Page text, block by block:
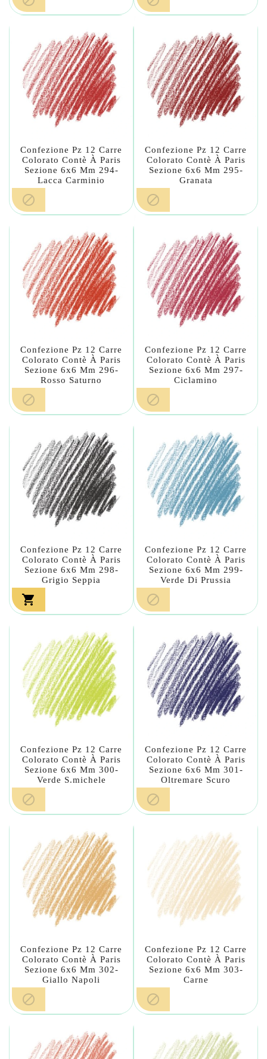
Confezione Pz 12 Carre
Colorato Contè À Paris
Sezione 6x6 Mm 294-
Lacca Carminio

Confezione Pz 12 Carre
Colorato Contè À Paris
Sezione 6x6 Mm 295-
Granata

Confezione Pz 12 Carre
Colorato Contè À Paris
Sezione 6x6 Mm 296-
Rosso Saturno

Confezione Pz 12 Carre
Colorato Contè À Paris
Sezione 6x6 Mm 297-
Ciclamino

Confezione Pz 12 Carre
Colorato Contè À Paris
Sezione 6x6 Mm 298-
Grigio Seppia

Confezione Pz 12 Carre
Colorato Contè À Paris
Sezione 6x6 Mm 299-
Verde Di Prussia

Confezione Pz 12 Carre
Colorato Contè À Paris
Sezione 6x6 Mm 300-
Verde S.michele

Confezione Pz 12 Carre
Colorato Contè À Paris
Sezione 6x6 Mm 301-
Oltremare Scuro

Confezione Pz 12 Carre
Colorato Contè À Paris
Sezione 6x6 Mm 302-
Giallo Napoli

Confezione Pz 12 Carre
Colorato Contè À Paris
Sezione 6x6 Mm 303-
Carne
